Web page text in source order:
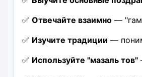
✅ Отвечайте взаимно — "гам
✅ Изучите традиции —
✅ Используйте "мазаль тов"